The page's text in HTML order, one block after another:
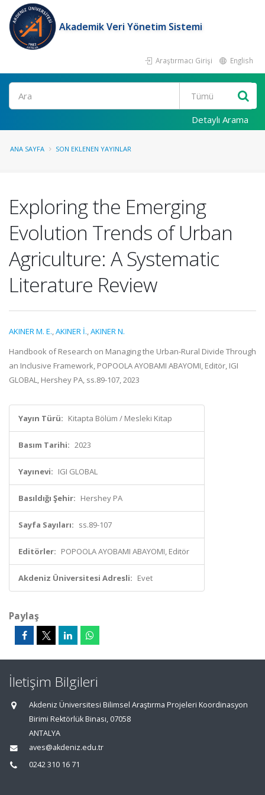
Akademik Veri Yönetim Sistemi
Araştırmacı Girişi English
Ara
Detaylı Arama
ANA SAYFA SON EKLENEN YAYINLAR
Exploring the Emerging
Evolution Trends of Urban
Agriculture: A Systematic
Literature Review
AKINER M. E.,AKINER İ.,AKINER N.
Handbook of Research on Managing the Urban-Rural Divide Through
an Inclusive Framework, POPOOLA AYOBAMI ABAYOMI, Editör, IGI
GLOBAL, Hershey PA, ss.89-107, 2023
Yayın Türü: Kitapta Bölüm / Mesleki Kitap
Basım Tarihi: 2023
Yayınevi: IGI GLOBAL
Basıldığı Şehir: Hershey PA
Sayfa Sayıları: ss.89-107
Editörler: POPOOLA AYOBAMI ABAYOMI, Editör
Akdeniz Üniversitesi Adresli: Evet
Paylaş
İletişim Bilgileri
Akdeniz Üniversitesi Bilimsel Araştırma Projeleri Koordinasyon
Birimi Rektörlük Binası, 07058
ANTALYA
aves@akdeniz.edu.tr
0242 310 16 71